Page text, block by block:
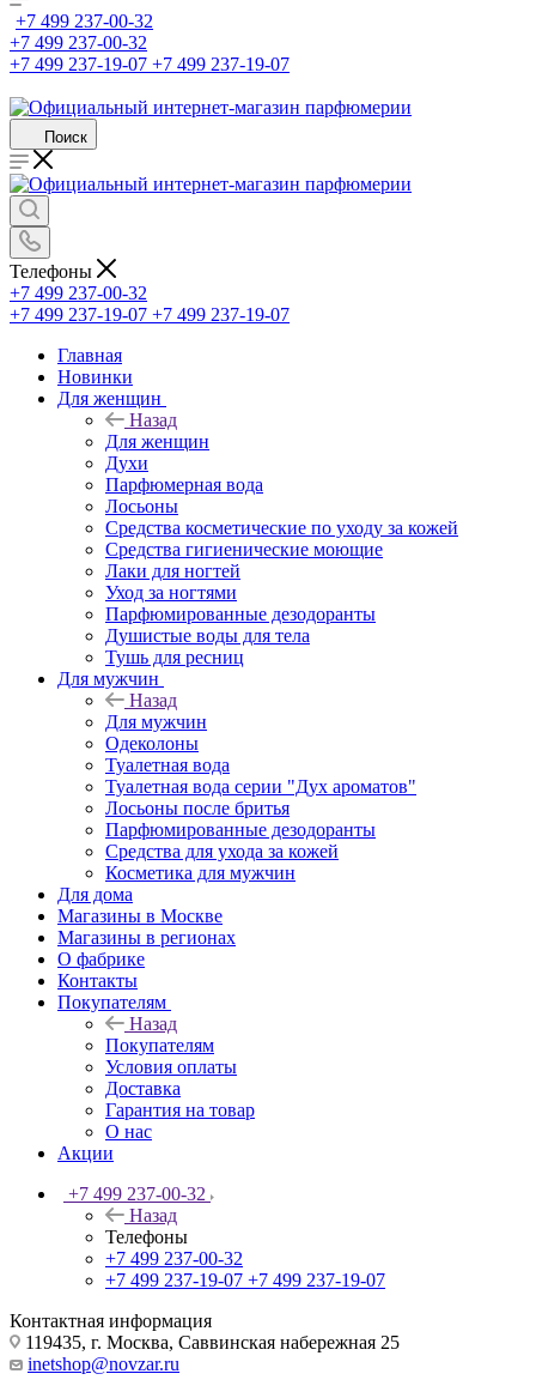
+7 499 237-00-32
+7 499 237-00-32
+7 499 237-19-07 +7 499 237-19-07
Поиск
Телефоны
+7 499 237-00-32
+7 499 237-19-07 +7 499 237-19-07
Главная
Новинки
Для женщин
Назад
Для женщин
Духи
Парфюмерная вода
Лосьоны
Средства косметические по уходу за кожей
Средства гигиенические моющие
Лаки для ногтей
Уход за ногтями
Парфюмированные дезодоранты
Душистые воды для тела
Тушь для ресниц
Для мужчин
Назад
Для мужчин
Одеколоны
Туалетная вода
Туалетная вода серии "Дух ароматов"
Лосьоны после бритья
Парфюмированные дезодоранты
Средства для ухода за кожей
Косметика для мужчин
Для дома
Магазины в Москве
Магазины в регионах
О фабрике
Контакты
Покупателям
Назад
Покупателям
Условия оплаты
Доставка
Гарантия на товар
О нас
Акции
+7 499 237-00-32
Назад
Телефоны
+7 499 237-00-32
+7 499 237-19-07 +7 499 237-19-07
Контактная информация
119435, г. Москва, Саввинская набережная 25
inetshop@novzar.ru